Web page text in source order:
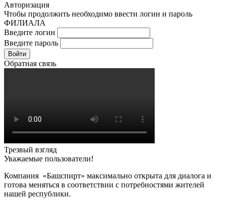
Авторизация
Чтобы продолжить необходимо ввести логин и пароль
ФИЛИАЛА
Введите логин
Введите пароль
Войти
Обратная связь
Трезвый взгляд
Уважаемые пользователи!
Компания «Башспирт» максимально открыта для диалога и
готова меняться в соответствии с потребностями жителей
нашей республики.